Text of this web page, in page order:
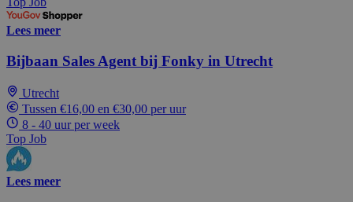
Lees meer
Bijbaan Sales Agent bij Fonky in Utrecht
Utrecht
Tussen €16,00 en €30,00 per uur
8 - 40 uur per week
Top Job
Lees meer